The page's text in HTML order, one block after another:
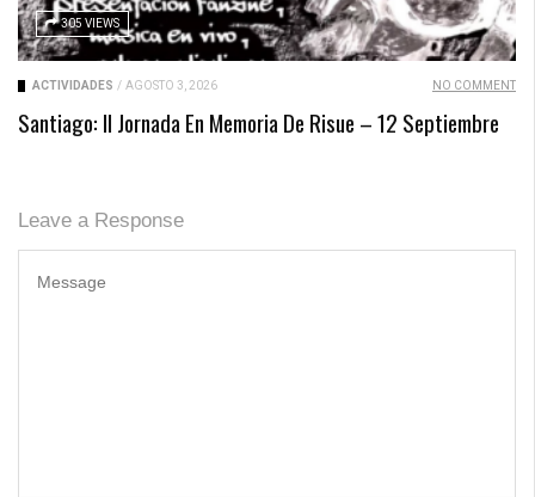
305 VIEWS
ACTIVIDADES / AGOSTO 3, 2026 NO COMMENT
Santiago: II Jornada En Memoria De Risue – 12 Septiembre
Leave a Response